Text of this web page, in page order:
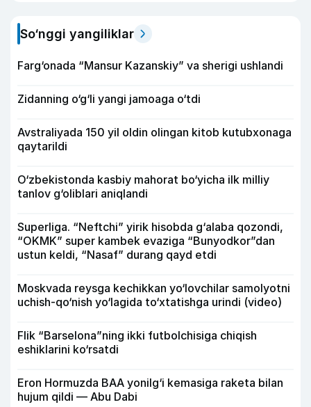
So‘nggi yangiliklar
Farg‘onada “Mansur Kazanskiy” va sherigi ushlandi
Zidanning o‘g‘li yangi jamoaga o‘tdi
Avstraliyada 150 yil oldin olingan kitob kutubxonaga
qaytarildi
O‘zbekistonda kasbiy mahorat bo‘yicha ilk milliy
tanlov g‘oliblari aniqlandi
Superliga. “Neftchi” yirik hisobda g‘alaba qozondi,
“OKMK” super kambek evaziga “Bunyodkor”dan
ustun keldi, “Nasaf” durang qayd etdi
Moskvada reysga kechikkan yo‘lovchilar samolyotni
uchish-qo‘nish yo‘lagida to‘xtatishga urindi (video)
Flik “Barselona”ning ikki futbolchisiga chiqish
eshiklarini ko‘rsatdi
Eron Hormuzda BAA yonilg‘i kemasiga raketa bilan
hujum qildi — Abu Dabi